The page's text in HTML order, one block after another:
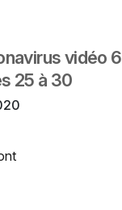
vidéo 6
25 à 30